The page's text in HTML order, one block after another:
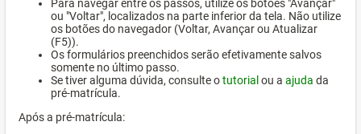
Para navegar entre os passos, utilize os botões "Avançar"
ou "Voltar", localizados na parte inferior da tela. Não utilize
os botões do navegador (Voltar, Avançar ou Atualizar
(F5)).
Os formulários preenchidos serão efetivamente salvos
somente no último passo.
Se tiver alguma dúvida, consulte otutorial ou a ajuda da
pré-matrícula.
Após a pré-matrícula: